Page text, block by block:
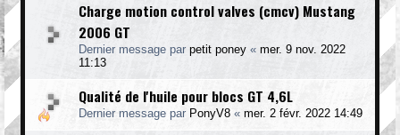
Charge motion control valves (cmcv) Mustang
2006 GT
Dernier message par petit poney « mer. 9 nov. 2022
11:13
Qualité de l'huile pour blocs GT 4,6L
Dernier message par PonyV8 « mer. 2 févr. 2022 14:49